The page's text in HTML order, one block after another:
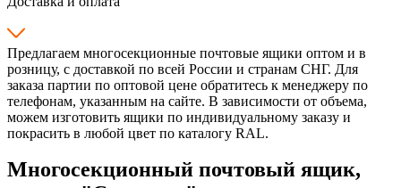
Предлагаем многосекционные почтовые ящики оптом и в
розницу, с доставкой по всей России и странам СНГ. Для
заказа партии по оптовой цене обратитесь к менеджеру по
телефонам, указанным на сайте. В зависимости от объема,
можем изготовить ящики по индивидуальному заказу и
покрасить в любой цвет по каталогу RAL.
Многосекционный почтовый ящик,